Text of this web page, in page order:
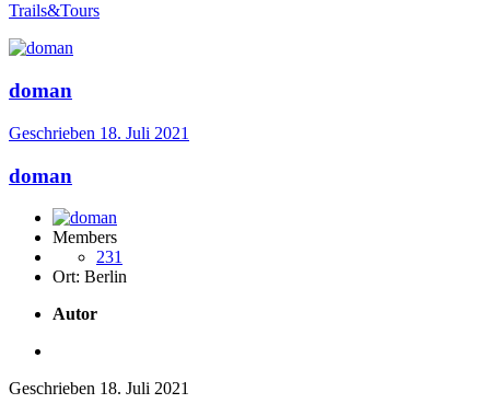
Trails&Tours
doman
Geschrieben 18. Juli 2021
doman
Members
231
Ort: Berlin
Autor
Geschrieben 18. Juli 2021